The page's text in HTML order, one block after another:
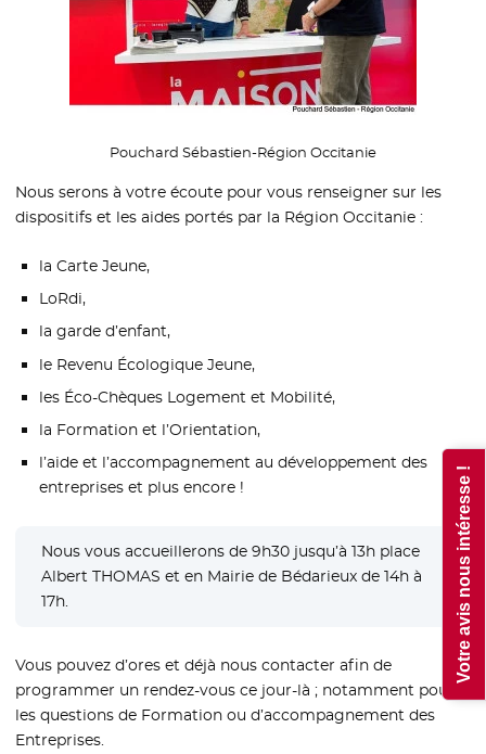
Pouchard Sébastien-Région Occitanie
Nous serons à votre écoute pour vous renseigner sur les
dispositifs et les aides portés par la Région Occitanie :
la Carte Jeune,
LoRdi,
la garde d’enfant,
le Revenu Écologique Jeune,
les Éco-Chèques Logement et Mobilité,
la Formation et l’Orientation,
l’aide et l’accompagnement au développement des
entreprises et plus encore !
Nous vous accueillerons de 9h30 jusqu’à 13h place
Albert THOMAS et en Mairie de Bédarieux de 14h à
17h.
Vous pouvez d’ores et déjà nous contacter afin de
programmer un rendez-vous ce jour-là ; notamment pour
les questions de Formation ou d’accompagnement des
Entreprises.
Votre avis nous intéresse !